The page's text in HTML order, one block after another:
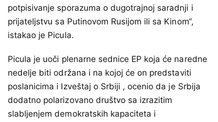
potpisivanje sporazuma o dugotrajnoj saradnji i
prijateljstvu sa Putinovom Rusijom ili sa Kinom“,
istakao je Picula.
Picula je uoči plenarne sednice EP koja će naredne
nedelje biti održana i na kojoj će on predstaviti
poslanicima i Izveštaj o Srbiji , ocenio da je Srbija
dodatno polarizovano društvo sa izrazitim
slabljenjem demokratskih kapaciteta i